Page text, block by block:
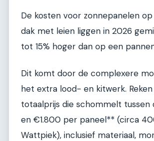
De kosten voor zonnepanelen
dak met leien liggen in 2026
tot 15% hoger dan op een
Dit komt door de complexere
het extra lood- en kitwerk.
totaalprijs die schommelt tussen
en €1.800 per paneel** (circa
Wattpiek), inclusief materiaal,